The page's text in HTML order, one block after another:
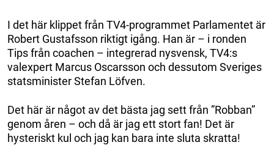
I det här klippet från TV4-programmet Parlamentet är
Robert Gustafsson riktigt igång. Han är – i ronden
Tips från coachen – integrerad nysvensk, TV4:s
valexpert Marcus Oscarsson och dessutom Sveriges
statsminister Stefan Löfven.
Det här är något av det bästa jag sett från ”Robban”
genom åren – och då är jag ett stort fan! Det är
hysteriskt kul och jag kan bara inte sluta skratta!